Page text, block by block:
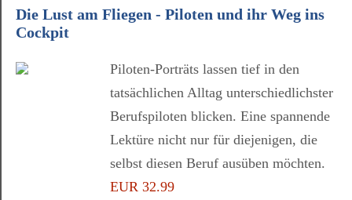
Die Lust am Fliegen - Piloten und ihr Weg ins
Cockpit
Piloten-Porträts lassen tief in den
tatsächlichen Alltag unterschiedlichster
Berufspiloten blicken. Eine spannende
Lektüre nicht nur für diejenigen, die
selbst diesen Beruf ausüben möchten.
EUR 32.99